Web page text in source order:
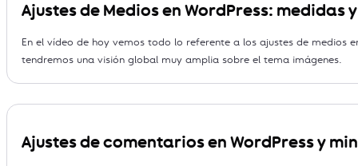
Ajustes de Medios en WordPress: medidas
En el vídeo de hoy vemos todo lo referente a los ajustes de medios
tendremos una visión global muy amplia sobre el tema imágenes.
Ajustes de comentarios en WordPress y